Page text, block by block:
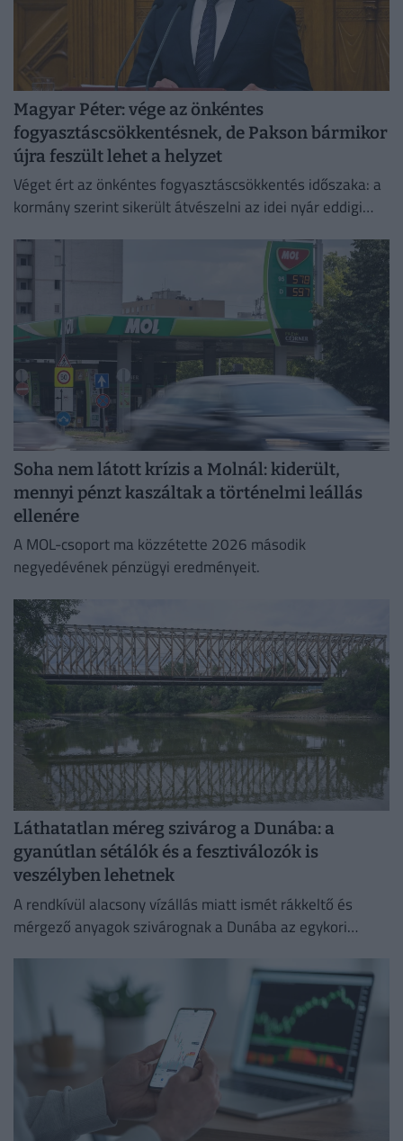
Magyar Péter: vége az önkéntes
fogyasztáscsökkentésnek, de Pakson bármikor
újra feszült lehet a helyzet
Véget ért az önkéntes fogyasztáscsökkentés időszaka: a
kormány szerint sikerült átvészelni az idei nyár eddigi
Soha nem látott krízis a Molnál: kiderült,
mennyi pénzt kaszáltak a történelmi leállás
ellenére
A MOL-csoport ma közzétette 2026 második
negyedévének pénzügyi eredményeit.
Láthatatlan méreg szivárog a Dunába: a
gyanútlan sétálók és a fesztiválozók is
veszélyben lehetnek
A rendkívül alacsony vízállás miatt ismét rákkeltő és
mérgező anyagok szivárognak a Dunába az egykori